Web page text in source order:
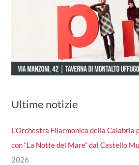
Ultime notizie
L’Orchestra Filarmonica della Calabria
con “La Notte del Mare” dal Castello
2026